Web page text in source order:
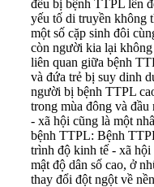
đều bị bệnh TTPL lên
yếu tố di truyền không
một số cặp sinh đôi
còn người kia lại
liên quan giữa bệnh
và đứa trẻ bị suy dinh
người bị bệnh TTPL
trong mùa đông và đầu
- xã hội cũng là một
bệnh TTPL: Bệnh
trình độ kinh tế - xã hội
mật độ dân số cao, ở
thay đổi đột ngột về